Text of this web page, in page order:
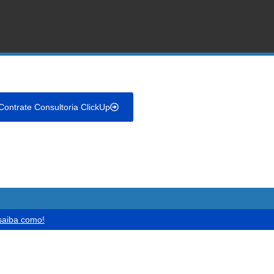
Consultoria ClickUp
como!